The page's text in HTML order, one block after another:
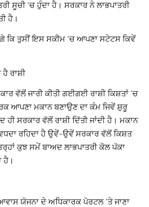
ਸੂਚੀ ‘ਚ ਹੁੰਦਾ ਹੈ। ਸਰਕਾਰ ਨੇ ਲਾਭਪਾਤਰੀ
ਹੈ।
ਕਿ ਤੁਸੀਂ ਇਸ ਸਕੀਮ ‘ਚ ਆਪਣਾ ਸਟੇਟਸ ਕਿਵੇਂ
ਹੈ ਰਾਸ਼ੀ
ਵੱਲੋਂ ਜਾਰੀ ਕੀਤੀ ਗਈਗਈ ਰਾਸ਼ੀ ਕਿਸ਼ਤਾਂ ‘ਚ
ਆਪਣਾ ਮਕਾਨ ਬਣਾਉਣ ਦਾ ਕੰਮ ਜਿਵੇਂ ਸ਼ੁਰੂ
ਸਰਕਾਰ ਵੱਲੋਂ ਰਾਸ਼ੀ ਦਿੱਤੀ ਜਾਂਦੀ ਹੈ। ਮਕਾਨ
ਰਹਿਦਾ ਹੈ ਉਵੇਂ-ਉਵੇਂ ਸਰਕਾਰ ਵੱਲੋਂ ਕਿਸ਼ਤ
ਕੁਝ ਸਮੇਂ ਬਾਅਦ ਲਾਭਪਾਤਰੀ ਕੋਲ ਪੱਕਾ
ਹੈ।
ਯੋਜਨਾ ਦੇ ਅਧਿਕਾਰਕ ਪੋਰਟਲ ‘ਤੇ ਜਾਣਾ